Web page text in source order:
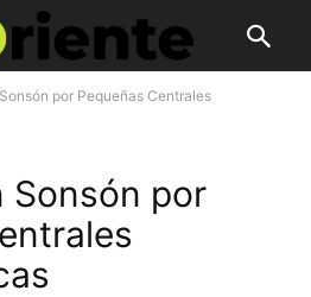
por Pequeñas Centrales
Sonsón por